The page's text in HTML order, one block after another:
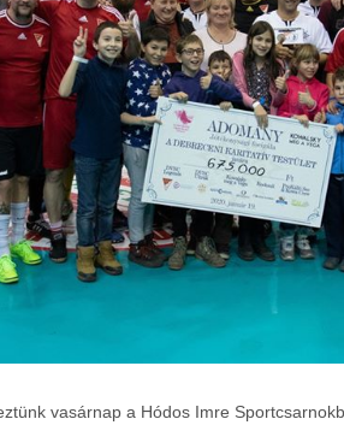
vasárnap a Hódos Imre